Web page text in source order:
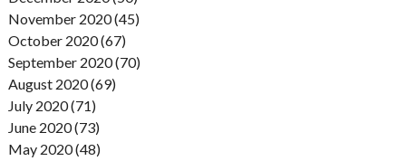
November 2020 (45)
October 2020 (67)
September 2020 (70)
August 2020 (69)
July 2020 (71)
June 2020 (73)
May 2020 (48)